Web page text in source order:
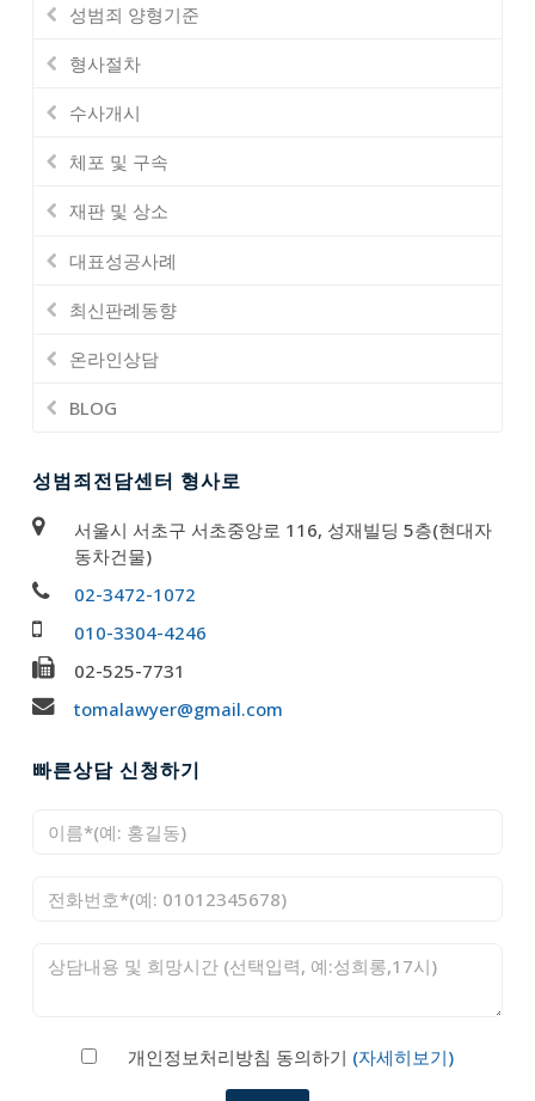
성범죄 양형기준
형사절차
수사개시
체포 및 구속
재판 및 상소
대표성공사례
최신판례동향
온라인상담
BLOG
성범죄전담센터 형사로
서울시 서초구 서초중앙로 116, 성재빌딩 5층(현대자
동차건물)
02-3472-1072
010-3304-4246
02-525-7731
tomalawyer@gmail.com
빠른상담 신청하기
개인정보처리방침 동의하기 (자세히보기)